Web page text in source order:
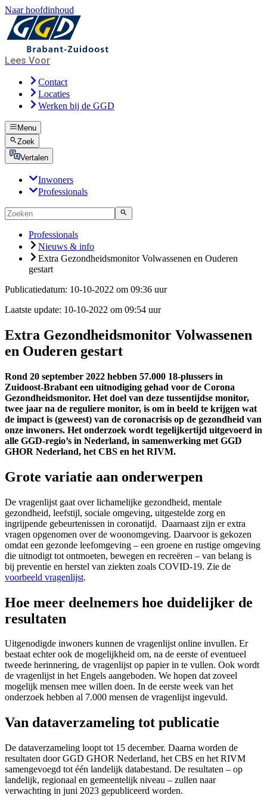
Naar hoofdinhoud
Lees Voor
Contact
Locaties
Werken bij de GGD
Menu
Zoek
Vertalen
Inwoners
Professionals
Professionals
Nieuws & info
Extra Gezondheidsmonitor Volwassenen en Ouderen
gestart
Publicatiedatum: 10-10-2022 om 09:36 uur
Laatste update: 10-10-2022 om 09:54 uur
Extra Gezondheidsmonitor Volwassenen
en Ouderen gestart
Rond 20 september 2022 hebben 57.000 18-plussers in
Zuidoost-Brabant een uitnodiging gehad voor de Corona
Gezondheidsmonitor. Het doel van deze tussentijdse monitor,
twee jaar na de reguliere monitor, is om in beeld te krijgen wat
de impact is (geweest) van de coronacrisis op de gezondheid van
onze inwoners. Het onderzoek wordt tegelijkertijd uitgevoerd in
alle GGD-regio’s in Nederland, in samenwerking met GGD
GHOR Nederland, het CBS en het RIVM.
Grote variatie aan onderwerpen
De vragenlijst gaat over lichamelijke gezondheid, mentale
gezondheid, leefstijl, sociale omgeving, uitgestelde zorg en
ingrijpende gebeurtenissen in coronatijd. Daarnaast zijn er extra
vragen opgenomen over de woonomgeving. Daarvoor is gekozen
omdat een gezonde leefomgeving – een groene en rustige omgeving
die uitnodigt tot ontmoeten, bewegen en recreëren – van belang is
bij preventie en herstel van ziekten zoals COVID-19. Zie de
voorbeeld vragenlijst.
Hoe meer deelnemers hoe duidelijker de
resultaten
Uitgenodigde inwoners kunnen de vragenlijst online invullen. Er
bestaat echter ook de mogelijkheid om, na de eerste of eventueel
tweede herinnering, de vragenlijst op papier in te vullen. Ook wordt
de vragenlijst in het Engels aangeboden. We hopen dat zoveel
mogelijk mensen mee willen doen. In de eerste week van het
onderzoek hebben al 7.000 mensen de vragenlijst ingevuld.
Van dataverzameling tot publicatie
De dataverzameling loopt tot 15 december. Daarna worden de
resultaten door GGD GHOR Nederland, het CBS en het RIVM
samengevoegd tot één landelijk databestand. De resultaten – op
landelijk, regionaal en gemeentelijk niveau – zullen naar
verwachting in juni 2023 gepubliceerd worden.